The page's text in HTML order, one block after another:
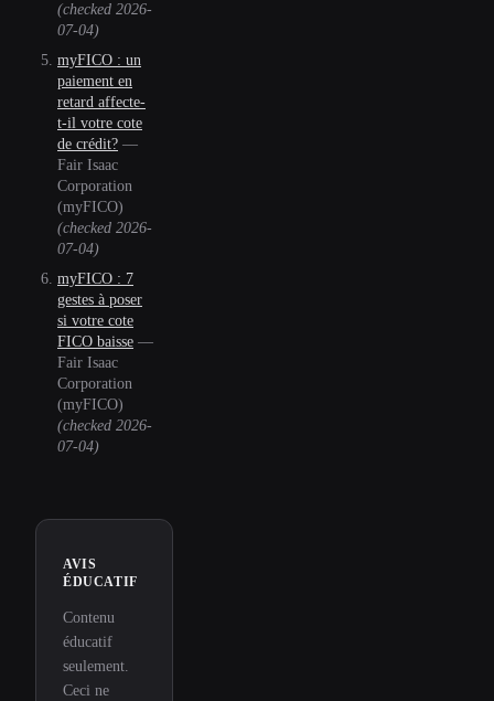
(checked 2026-
07-04)
myFICO : un
paiement en
retard affecte-
t-il votre cote
de crédit? —
Fair Isaac
Corporation
(myFICO)
(checked 2026-
07-04)
myFICO : 7
gestes à poser
si votre cote
FICO baisse —
Fair Isaac
Corporation
(myFICO)
(checked 2026-
07-04)
AVIS
ÉDUCATIF
Contenu
éducatif
seulement.
Ceci ne